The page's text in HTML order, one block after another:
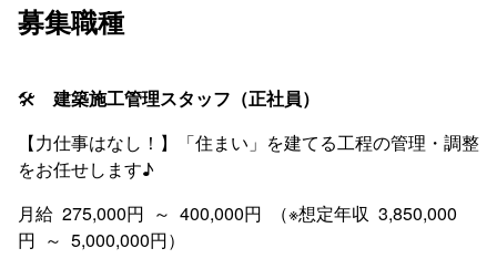
募集職種
🛠 建築施工管理スタッフ（正社員）
【力仕事はなし！】「住まい」を建てる工程の管理・調整
をお任せします♪
月給 275,000円 ～ 400,000円 （※想定年収 3,850,000
円 ～ 5,000,000円）